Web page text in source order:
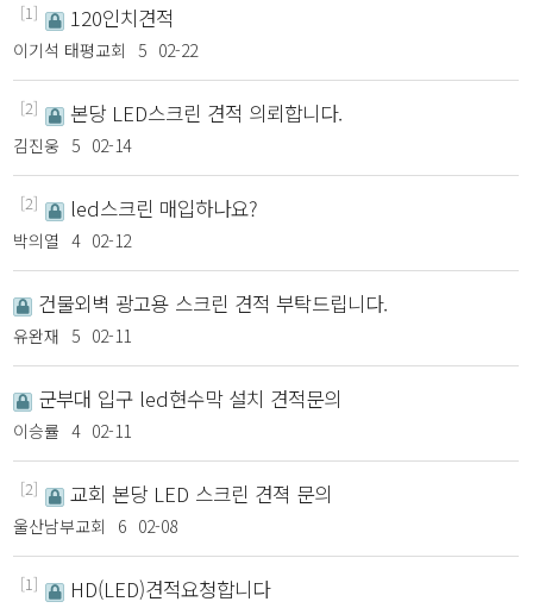
120인치견적
[1]
이기석 태평교회 5 02-22
본당 LED스크린 견적 의뢰합니다.
[2]
김진웅 5 02-14
led스크린 매입하나요?
[2]
박의열 4 02-12
건물외벽 광고용 스크린 견적 부탁드립니다.
유완재 5 02-11
군부대 입구 led현수막 설치 견적문의
이승률 4 02-11
교회 본당 LED 스크린 견젹 문의
[2]
울산남부교회 6 02-08
HD(LED)견적요청합니다
[1]